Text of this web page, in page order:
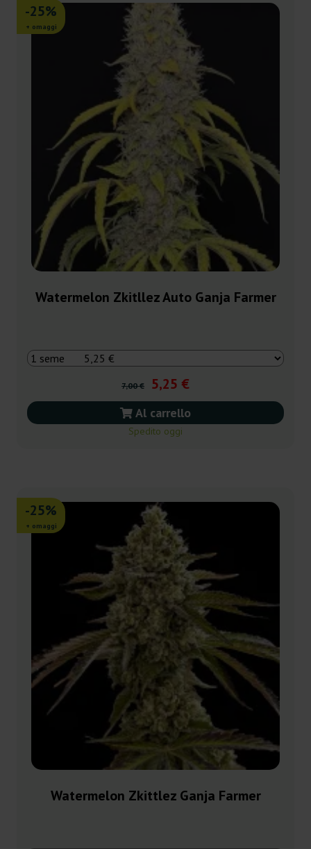
-25%
+ omaggi
Watermelon Zkitllez Auto Ganja Farmer
7,00 € 5,25 €
Al carrello
Spedito oggi
-25%
+ omaggi
Watermelon Zkittlez Ganja Farmer